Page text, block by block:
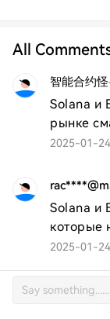
All
智能合约
Solana и
рынке
2025-01-
Solana и
которые
2025-01-